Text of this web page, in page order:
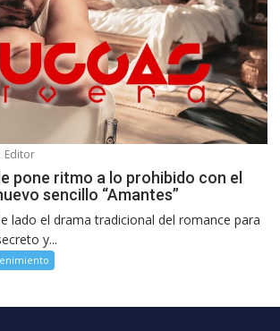
Editor
pone ritmo a lo prohibido con el
sencillo “Amantes”
lado el drama tradicional del romance para
y...